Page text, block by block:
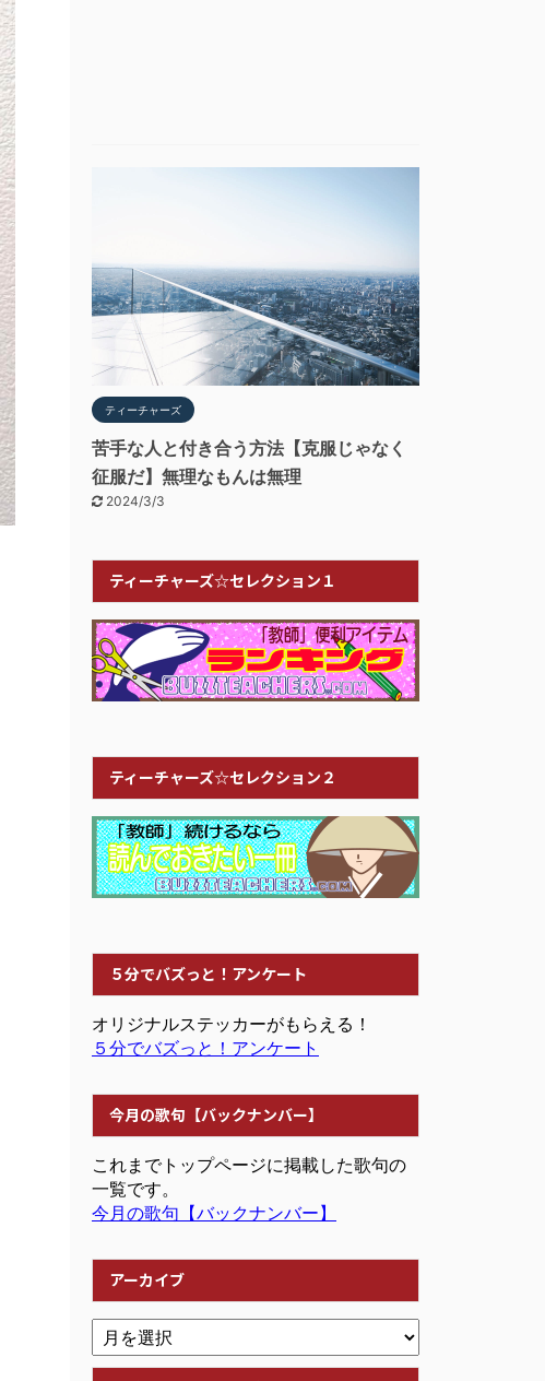
ティーチャーズ
苦手な人と付き合う方法【克服じゃなく
征服だ】無理なもんは無理
2024/3/3
ティーチャーズ☆セレクション１
ティーチャーズ☆セレクション２
５分でバズっと！アンケート
オリジナルステッカーがもらえる！
５分でバズっと！アンケート
今月の歌句【バックナンバー】
これまでトップページに掲載した歌句の
一覧です。
今月の歌句【バックナンバー】
アーカイブ